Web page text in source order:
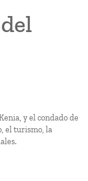
y el condado de
el turismo, la